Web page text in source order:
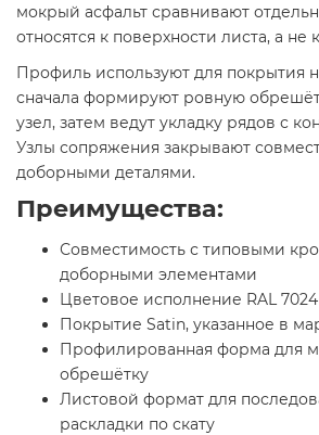
мокрый асфальт сравнивают
относятся к поверхности листа, а не
Профиль используют для покрытия
сначала формируют ровную
узел, затем ведут укладку рядов с
Узлы сопряжения закрывают
доборными деталями.
Преимущества:
Совместимость с типовыми
доборными элементами
Цветовое исполнение RAL
Покрытие Satin, указанное в
Профилированная форма для
обрешётку
Листовой формат для
раскладки по скату